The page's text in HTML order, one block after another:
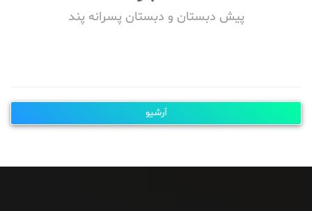
پیش دبستان و دبستان پسرانه پند
آرشیو